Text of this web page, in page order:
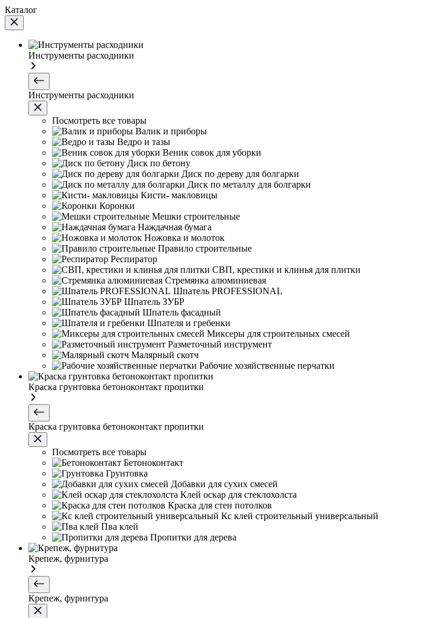
Каталог
Инструменты расходники
Инструменты расходники
Посмотреть все товары
Валик и приборы
Ведро и тазы
Веник совок для уборки
Диск по бетону
Диск по дереву для болгарки
Диск по металлу для болгарки
Кисти- макловицы
Коронки
Мешки строительные
Наждачная бумага
Ножовка и молоток
Правило строительные
Респиратор
СВП, крестики и клинья для плитки
Стремянка алюминиевая
Шпатель PROFESSIONAL
Шпатель ЗУБР
Шпатель фасадный
Шпателя и гребенки
Миксеры для строительных смесей
Разметочный инструмент
Малярный скотч
Рабочие хозяйственные перчатки
Краска грунтовка бетоноконтакт пропитки
Краска грунтовка бетоноконтакт пропитки
Посмотреть все товары
Бетоноконтакт
Грунтовка
Добавки для сухих смесей
Клей оскар для стеклохолста
Краска для стен потолков
Кс клей строительный универсальный
Пва клей
Пропитки для дерева
Крепеж, фурнитура
Крепеж, фурнитура